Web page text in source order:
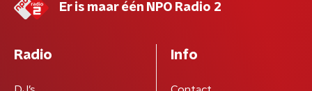
Er is maar één NPO Radio 2
Radio Info